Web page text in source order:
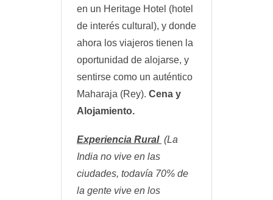
en un Heritage Hotel (hotel
de interés cultural), y donde
ahora los viajeros tienen la
oportunidad de alojarse, y
sentirse como un auténtico
Maharaja (Rey). Cena y
Alojamiento.
Experiencia Rural (La
India no vive en las
ciudades, todavía 70% de
la gente vive en los